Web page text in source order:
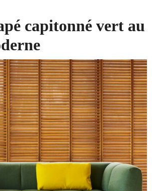
capitonné vert au